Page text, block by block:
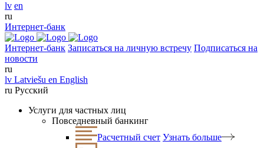
lv en
ru
Интернет-банк
Интернет-банк Записаться на личную встречу Подписаться на
новости
ru
lv Latviešu en English
ru Русский
Услуги для частных лиц
Повседневный банкинг
Расчетный счет Узнать больше